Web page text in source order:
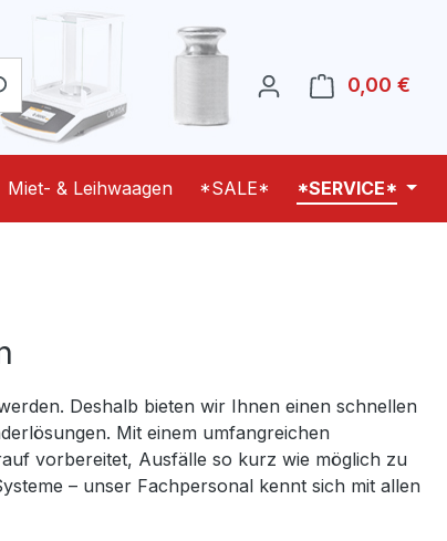
0,00 €
Miet- & Leihwaagen *SALE* *SERVICE*
Deshalb bieten wir Ihnen einen schnellen
Mit einem umfangreichen
vorbereitet, Ausfälle so kurz wie möglich zu
– unser Fachpersonal kennt sich mit allen